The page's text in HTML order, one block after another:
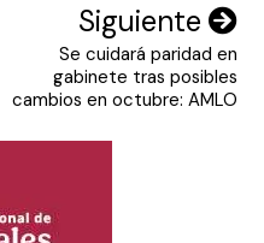
Siguiente
Se cuidará paridad en
gabinete tras posibles
cambios en octubre: AMLO